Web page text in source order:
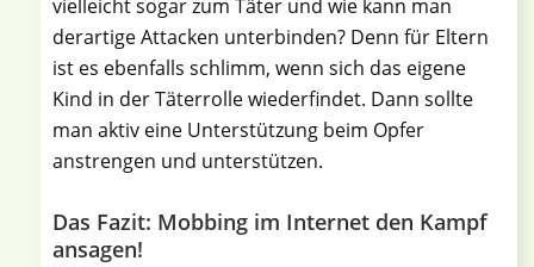
vielleicht sogar zum Täter und wie kann man
derartige Attacken unterbinden? Denn für Eltern
ist es ebenfalls schlimm, wenn sich das eigene
Kind in der Täterrolle wiederfindet. Dann sollte
man aktiv eine Unterstützung beim Opfer
anstrengen und unterstützen.
Das Fazit: Mobbing im Internet den Kampf
ansagen!